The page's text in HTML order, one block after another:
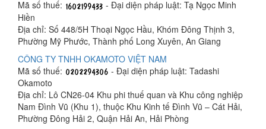
Mã số thuế:
- Đại diện pháp luật: Tạ Ngọc Minh
Hiền
Địa chỉ: Số 448/5H Thoại Ngọc Hầu, Khóm Đông Thịnh 3,
Phường Mỹ Phước, Thành phố Long Xuyên, An Giang
CÔNG TY TNHH OKAMOTO VIỆT NAM
Mã số thuế:
- Đại diện pháp luật: Tadashi
Okamoto
Địa chỉ: Lô CN26-04 Khu phi thuế quan và Khu công nghiệp
Nam Đình Vũ (Khu 1), thuộc Khu Kinh tế Đình Vũ – Cát Hải,
Phường Đông Hải 2, Quận Hải An, Hải Phòng